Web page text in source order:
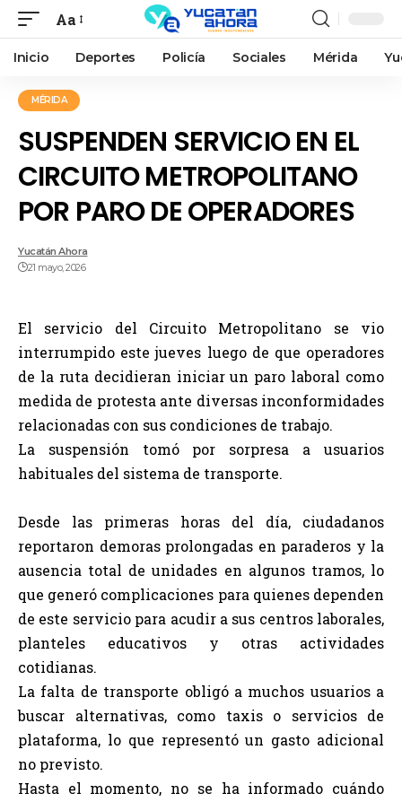
Aa
Inicio Deportes Policía Sociales Mérida
MÉRIDA
SUSPENDEN SERVICIO EN EL
CIRCUITO METROPOLITANO
POR PARO DE OPERADORES
Yucatán Ahora
21 mayo, 2026
El servicio del Circuito Metropolitano se vio
interrumpido este jueves luego de que operadores
de la ruta decidieran iniciar un paro laboral como
medida de protesta ante diversas inconformidades
relacionadas con sus condiciones de trabajo.
La suspensión tomó por sorpresa a usuarios
habituales del sistema de transporte.
Desde las primeras horas del día, ciudadanos
reportaron demoras prolongadas en paraderos y la
ausencia total de unidades en algunos tramos, lo
que generó complicaciones para quienes dependen
de este servicio para acudir a sus centros laborales,
planteles educativos y otras actividades
cotidianas.
La falta de transporte obligó a muchos usuarios a
buscar alternativas, como taxis o servicios de
plataforma, lo que representó un gasto adicional
no previsto.
Hasta el momento, no se ha informado cuándo